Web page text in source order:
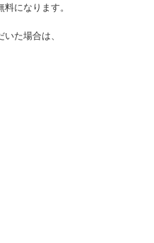
になります。
た場合は、